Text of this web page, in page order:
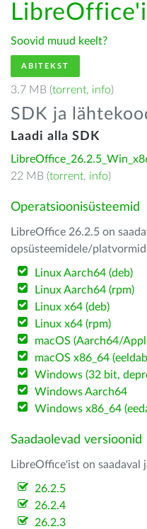
Soovid muud keelt?
ABITEKST
3.7 MB (torrent, info)
SDK ja
Laadi alla SDK
22 MB (torrent, info)
Operatsioonisüsteemid
LibreOffice 26.2.5 on
opsüsteemidele/
Linux Aarch64 (deb)
Linux Aarch64 (rpm)
Linux x64 (deb)
Linux x64 (rpm)
macOS (Aarch64/
macOS x86_64
Windows (32 bit,
Windows Aarch64
Windows x86_64
Saadaolevad versioonid
LibreOffice'ist on saadaval
26.2.5
26.2.4
26.2.3